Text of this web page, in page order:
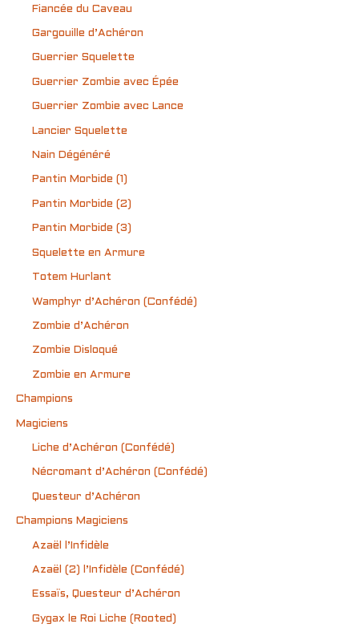
Fiancée du Caveau
Gargouille d’Achéron
Guerrier Squelette
Guerrier Zombie avec Épée
Guerrier Zombie avec Lance
Lancier Squelette
Nain Dégénéré
Pantin Morbide (1)
Pantin Morbide (2)
Pantin Morbide (3)
Squelette en Armure
Totem Hurlant
Wamphyr d’Achéron (Confédé)
Zombie d’Achéron
Zombie Disloqué
Zombie en Armure
Champions
Magiciens
Liche d’Achéron (Confédé)
Nécromant d’Achéron (Confédé)
Questeur d’Achéron
Champions Magiciens
Azaël l’Infidèle
Azaël (2) l’Infidèle (Confédé)
Essaïs, Questeur d’Achéron
Gygax le Roi Liche (Rooted)